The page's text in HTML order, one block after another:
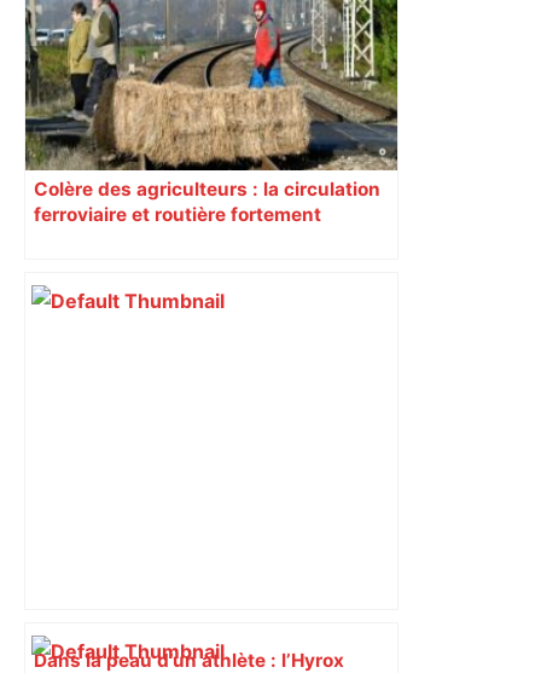
Colère des agriculteurs : la circulation
ferroviaire et routière fortement
Dans la peau d’un athlète : l’Hyrox